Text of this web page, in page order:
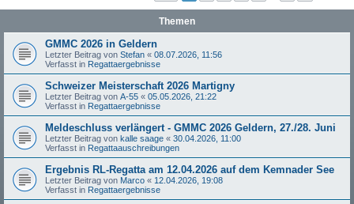
Themen
GMMC 2026 in Geldern
Letzter Beitrag von Stefan « 08.07.2026, 11:56
Verfasst in Regattaergebnisse
Schweizer Meisterschaft 2026 Martigny
Letzter Beitrag von A-55 « 05.05.2026, 21:22
Verfasst in Regattaergebnisse
Meldeschluss verlängert - GMMC 2026 Geldern, 27./28. Juni
Letzter Beitrag von kalle saage « 30.04.2026, 11:00
Verfasst in Regattaauschreibungen
Ergebnis RL-Regatta am 12.04.2026 auf dem Kemnader See
Letzter Beitrag von Marco « 12.04.2026, 19:08
Verfasst in Regattaergebnisse